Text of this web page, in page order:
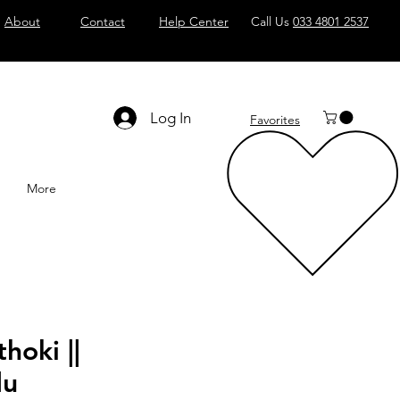
About Contact Help Center Call Us 033 4801 2537
Log In Favorites
More
||